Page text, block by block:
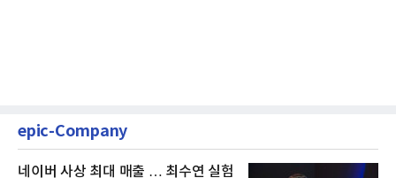
epic-Company
네이버 사상 최대 매출 … 최수연 실험